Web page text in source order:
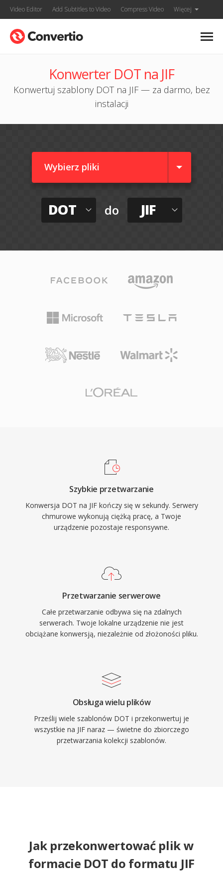
Video Editor Add Subtitles to Video Compress Video Więcej
Konwerter DOT na JIF
Konwertuj szablony DOT na JIF — za darmo, bez
instalacji
Wybierz pliki
DOT do JIF
Szybkie przetwarzanie
Konwersja DOT na JIF kończy się w sekundy. Serwery
chmurowe wykonują ciężką pracę, a Twoje
urządzenie pozostaje responsywne.
Przetwarzanie serwerowe
Całe przetwarzanie odbywa się na zdalnych
serwerach. Twoje lokalne urządzenie nie jest
obciążane konwersją, niezależnie od złożoności pliku.
Obsługa wielu plików
Prześlij wiele szablonów DOT i przekonwertuj je
wszystkie na JIF naraz — świetne do zbiorczego
przetwarzania kolekcji szablonów.
Jak przekonwertować plik w
formacie DOT do formatu JIF